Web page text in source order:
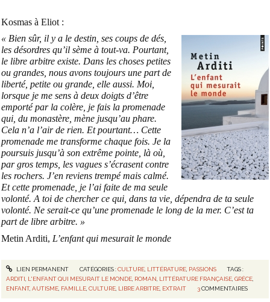
Kosmas à Eliot :
« Bien sûr, il y a le destin, ses coups de dés,
les désordres qu’il sème à tout-va. Pourtant,
le libre arbitre existe. Dans les choses petites
ou grandes, nous avons toujours une part de
liberté, petite ou grande, elle aussi. Moi,
lorsque je me sens à deux doigts d’être
emporté par la colère, je fais la promenade
qui, du monastère, mène jusqu’au phare.
Cela n’a l’air de rien. Et pourtant… Cette
promenade me transforme chaque fois. Je la
poursuis jusqu’à son extrême pointe, là où,
par gros temps, les vagues s’écrasent contre
les rochers. J’en reviens trempé mais calmé.
Et cette promenade, je l’ai faite de ma seule
volonté. A toi de chercher ce qui, dans ta vie, dépendra de ta seule
volonté. Ne serait-ce qu’une promenade le long de la mer. C’est ta
part de libre arbitre. »
Metin Arditi, L’enfant qui mesurait le monde
LIEN PERMANENT CATÉGORIES :CULTURE, LITTÉRATURE, PASSIONS
TAGS :
ARDITI L'ENFANT QUI MESURAIT LE MONDE ROMAN LITTÉRATURE FRANÇAISE ,GRÈCE
ENFANT,AUTISME FAMILLE ,CULTURE LIBRE ARBITRE EXTRAIT 3 COMMENTAIRES